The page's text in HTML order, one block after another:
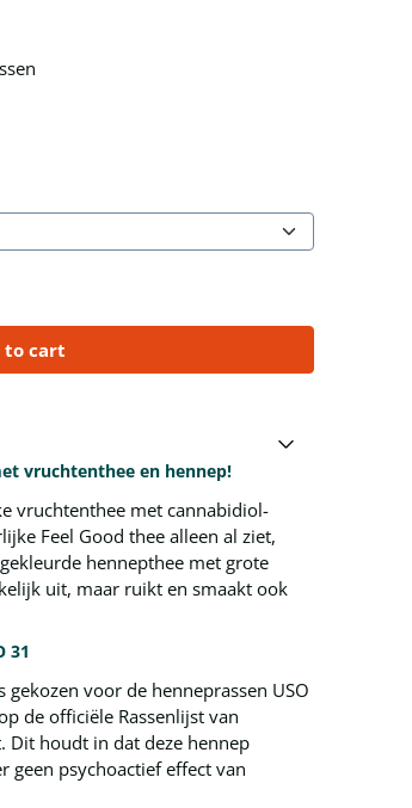
to cart
vruchtenthee en hennep!
vruchtenthee met cannabidiol-
Feel Good thee alleen al ziet,
hennepthee met grote
uit, maar ruikt en smaakt ook
31
voor de henneprassen USO
de officiële Rassenlijst van
Dit houdt in dat deze hennep
geen psychoactief effect van